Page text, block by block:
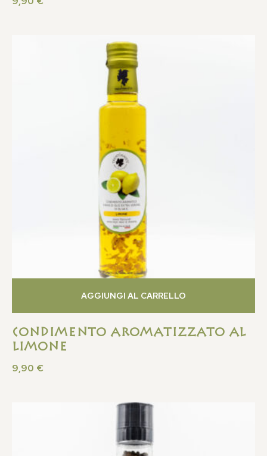
Condimento Aromatizzato al
Limone
9,90 €
AGGIUNGI AL CARRELLO